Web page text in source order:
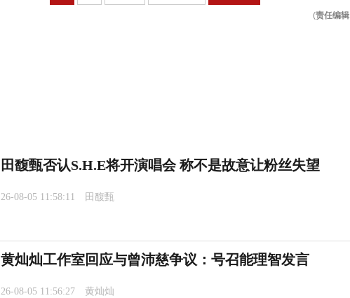
(责任编辑
田馥甄否认S.H.E将开演唱会 称不是故意让粉丝失望
26-08-05 11:58:11 田馥甄
黄灿灿工作室回应与曾沛慈争议：号召能理智发言
26-08-05 11:56:27 黄灿灿